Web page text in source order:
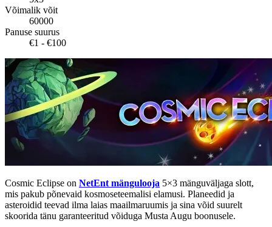
Võimalik võit
60000
Panuse suurus
€1 - €100
Cosmic Eclipse on NetEnt mängulooja 5×3 mänguväljaga slott,
mis pakub põnevaid kosmoseteemalisi elamusi. Planeedid ja
asteroidid teevad ilma laias maailmaruumis ja sina võid suurelt
skoorida tänu garanteeritud võiduga Musta Augu boonusele.